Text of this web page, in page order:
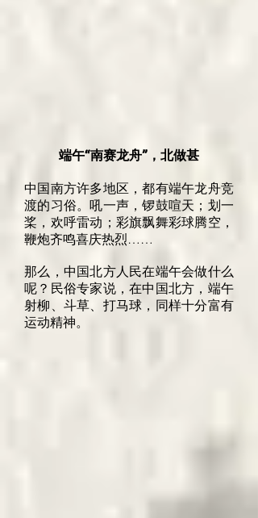
端午“南赛龙舟”，北做甚
中国南方许多地区，都有端午龙舟竞
渡的习俗。吼一声，锣鼓喧天；划一
桨，欢呼雷动；彩旗飘舞彩球腾空，
鞭炮齐鸣喜庆热烈……
那么，中国北方人民在端午会做什么
呢？民俗专家说，在中国北方，端午
射柳、斗草、打马球，同样十分富有
运动精神。